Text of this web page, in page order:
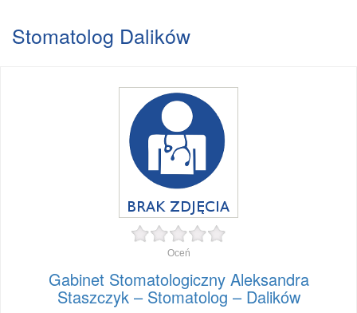
Stomatolog Dalików
Oceń
Gabinet Stomatologiczny Aleksandra
Staszczyk – Stomatolog – Dalików